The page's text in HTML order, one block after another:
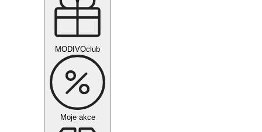
MODIVOclub
Moje akce